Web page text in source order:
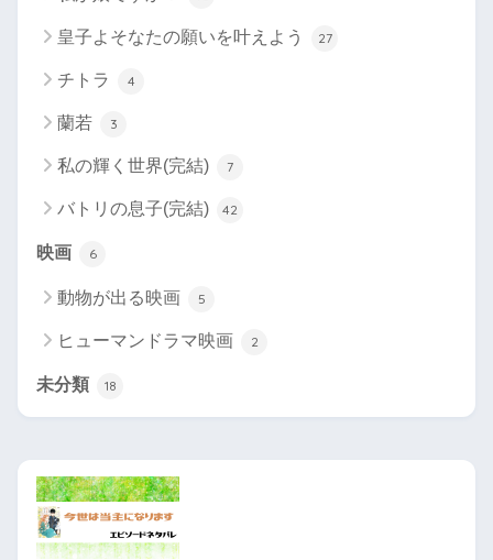
皇子よそなたの願いを叶えよう 27
チトラ 4
蘭若 3
私の輝く世界(完結) 7
バトリの息子(完結) 42
映画 6
動物が出る映画 5
ヒューマンドラマ映画 2
未分類 18